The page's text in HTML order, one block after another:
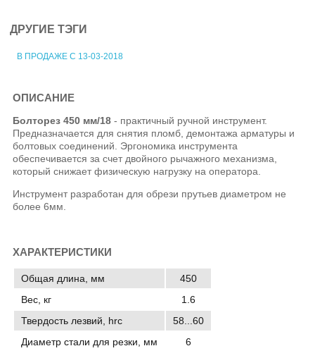
ДРУГИЕ ТЭГИ
В ПРОДАЖЕ С 13-03-2018
ОПИСАНИЕ
Болторез 450 мм/18 - практичный ручной инструмент.
Предназначается для снятия пломб, демонтажа арматуры и
болтовых соединений. Эргономика инструмента
обеспечивается за счет двойного рычажного механизма,
который снижает физическую нагрузку на оператора.
Инструмент разработан для обрези прутьев диаметром не
более 6мм.
ХАРАКТЕРИСТИКИ
Общая длина, мм
450
Вес, кг
1.6
Твердость лезвий, hrc
58...60
Диаметр стали для резки, мм
6